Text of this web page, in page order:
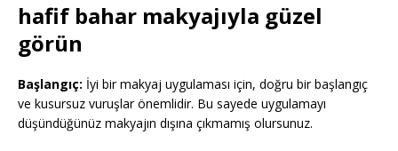
hafif bahar makyajıyla güzel
görün
Başlangıç: İyi bir makyaj uygulaması için, doğru bir başlangıç
ve kusursuz vuruşlar önemlidir. Bu sayede uygulamayı
düşündüğünüz makyajın dışına çıkmamış olursunuz.